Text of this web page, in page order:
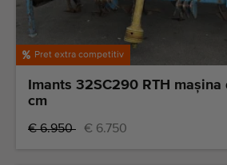
Pret extra competitiv
Imants 32SC290 RTH
cm
€ 6.950 € 6.750